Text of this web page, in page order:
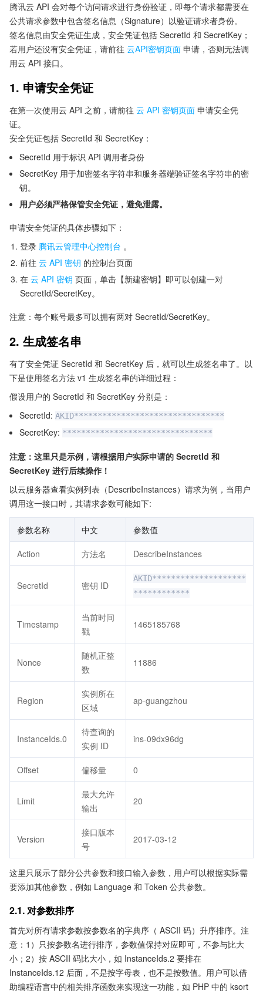
腾讯云 API 会对每个访问请求进行身份验证，即每个请求都需要在
公共请求参数中包含签名信息（Signature）以验证请求者身份。
签名信息由安全凭证生成，安全凭证包括 SecretId 和 SecretKey；
若用户还没有安全凭证，请前往 云API密钥页面 申请，否则无法调
用云 API 接口。
1. 申请安全凭证
在第一次使用云 API 之前，请前往 云 API 密钥页面 申请安全凭
证。
安全凭证包括 SecretId 和 SecretKey：
SecretId 用于标识 API 调用者身份
SecretKey 用于加密签名字符串和服务器端验证签名字符串的密
钥。
用户必须严格保管安全凭证，避免泄露。
申请安全凭证的具体步骤如下：
登录 腾讯云管理中心控制台 。
前往 云 API 密钥 的控制台页面
在 云 API 密钥 页面，单击【新建密钥】即可以创建一对
SecretId/SecretKey。
注意：每个账号最多可以拥有两对 SecretId/SecretKey。
2. 生成签名串
有了安全凭证 SecretId 和 SecretKey 后，就可以生成签名串了。以
下是使用签名方法 v1 生成签名串的详细过程：
假设用户的 SecretId 和 SecretKey 分别是：
SecretId: AKID********************************
SecretKey: ********************************
注意：这里只是示例，请根据用户实际申请的 SecretId 和
SecretKey 进行后续操作！
以云服务器查看实例列表（DescribeInstances）请求为例，当用户
调用这一接口时，其请求参数可能如下:
参数名称 中文 参数值
Action 方法名 DescribeInstances
SecretId 密钥 ID
AKID********************
************
Timestamp
当前时间
戳
1465185768
Nonce
随机正整
数
11886
Region
实例所在
区域
ap-guangzhou
InstanceIds.0
待查询的
实例 ID
ins-09dx96dg
Offset 偏移量 0
Limit
最大允许
输出
20
Version
接口版本
号
2017-03-12
这里只展示了部分公共参数和接口输入参数，用户可以根据实际需
要添加其他参数，例如 Language 和 Token 公共参数。
2.1. 对参数排序
首先对所有请求参数按参数名的字典序（ ASCII 码）升序排序。注
意：1）只按参数名进行排序，参数值保持对应即可，不参与比大
小；2）按 ASCII 码比大小，如 InstanceIds.2 要排在
InstanceIds.12 后面，不是按字母表，也不是按数值。用户可以借
助编程语言中的相关排序函数来实现这一功能，如 PHP 中的 ksort